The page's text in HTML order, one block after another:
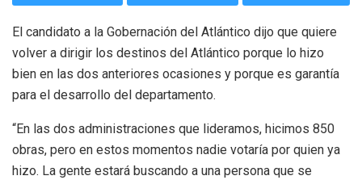
El candidato a la Gobernación del Atlántico dijo que quiere
volver a dirigir los destinos del Atlántico porque lo hizo
bien en las dos anteriores ocasiones y porque es garantía
para el desarrollo del departamento.
“En las dos administraciones que lideramos, hicimos 850
obras, pero en estos momentos nadie votaría por quien ya
hizo. La gente estará buscando a una persona que se